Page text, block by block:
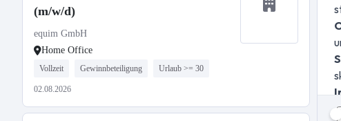
(m/w/d)
equim GmbH
Home Office
Vollzeit Gewinnbeteiligung Urlaub >= 30
02.08.2026